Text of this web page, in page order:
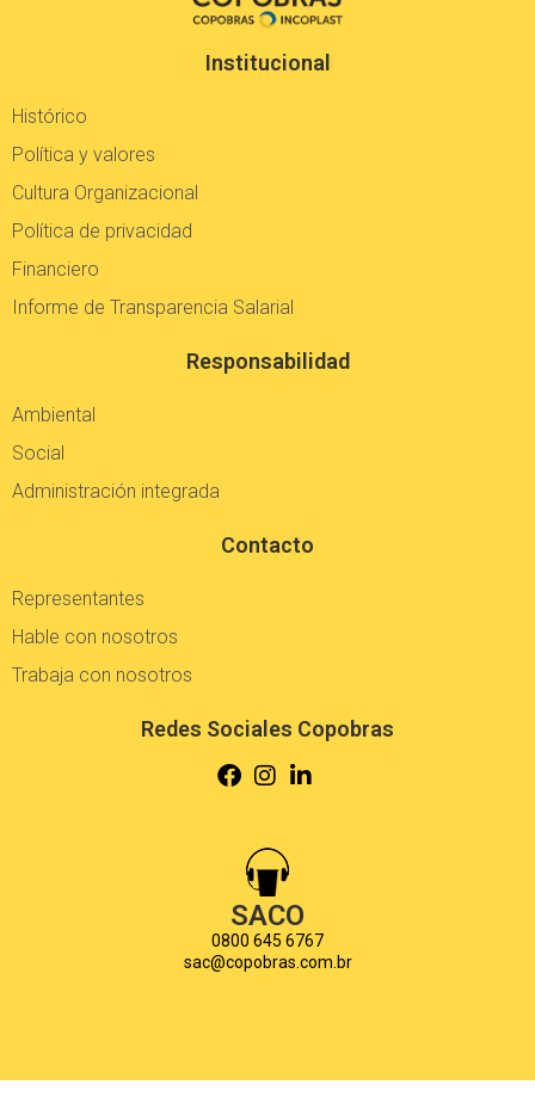
Institucional
Histórico
Política y valores
Cultura Organizacional
Política de privacidad
Financiero
Informe de Transparencia Salarial
Responsabilidad
Ambiental
Social
Administración integrada
Contacto
Representantes
Hable con nosotros
Trabaja con nosotros
Redes Sociales Copobras
SACO
0800 645 6767
sac@copobras.com.br